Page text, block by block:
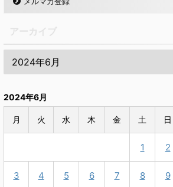
2024年6月
月 火 水 木 金 土 日
1 2
3 4 5 6 7 8 9